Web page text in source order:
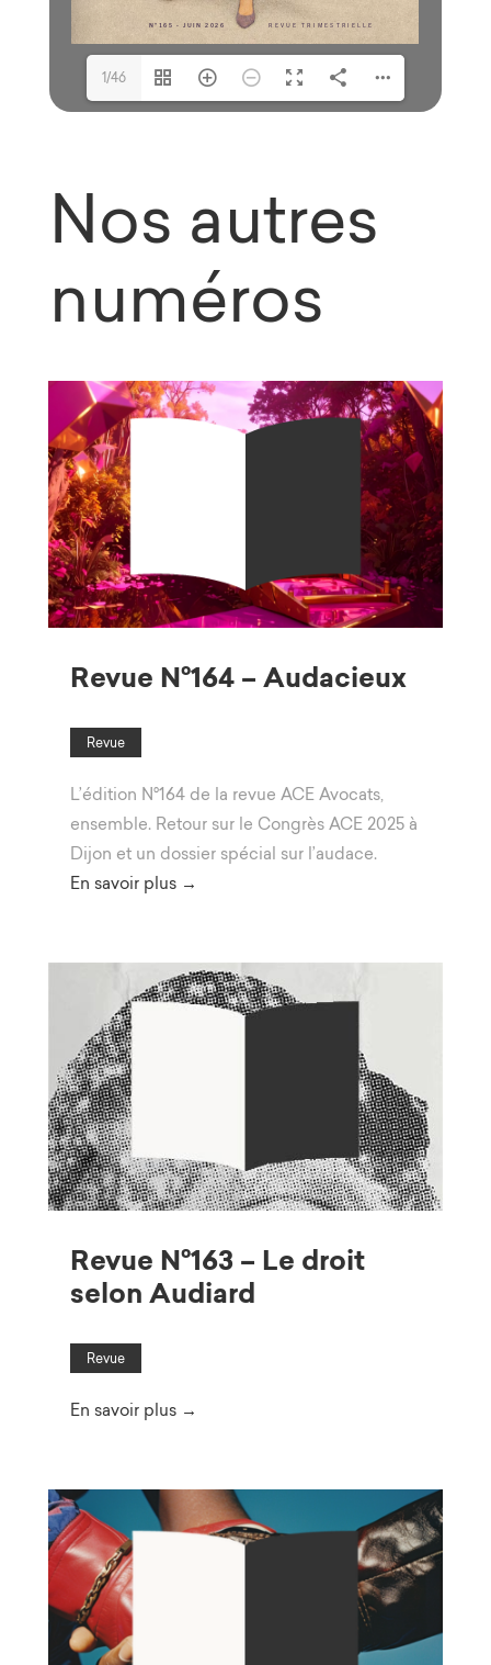
1/46
Nos autres
numéros
Revue N°164 – Audacieux
Revue
L’édition N°164 de la revue ACE Avocats,
ensemble. Retour sur le Congrès ACE 2025 à
Dijon et un dossier spécial sur l’audace.
En savoir plus →
Revue N°163 – Le droit
selon Audiard
Revue
En savoir plus →